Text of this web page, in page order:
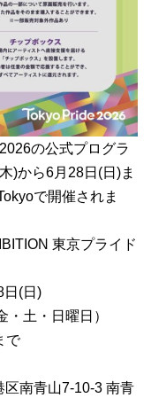
の公式プログラ
)から6月28日(日)ま
で開催されま
東京プライド
日(日)
土・日曜日）
で
区南青山7-10-3 南青